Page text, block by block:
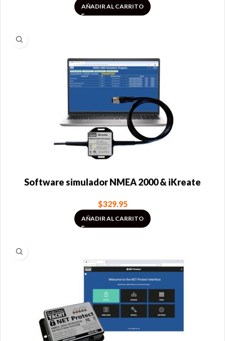
AÑADIR AL CARRITO
Software simulador NMEA 2000 & iKreate
$329.95
AÑADIR AL CARRITO